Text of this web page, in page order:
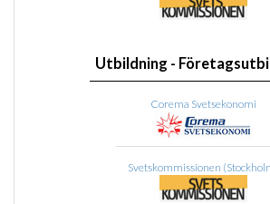
Utbildning -
Corema Svetsekonomi
Svetskommissionen